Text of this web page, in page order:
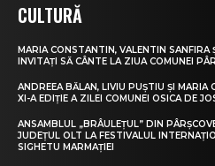
CULTURĂ
MARIA CONSTANTIN, VALENTIN SANFIRA
INVITAȚI SĂ CÂNTE LA ZIUA COMUNEI
ANDREEA BĂLAN, LIVIU PUȘTIU ȘI MARIA
XI-A EDIȚIE A ZILEI COMUNEI OSICA DE
ANSAMBLUL „BRÂULEȚUL” DIN
JUDEȚUL OLT LA FESTIVALUL
SIGHETU MARMAȚIEI